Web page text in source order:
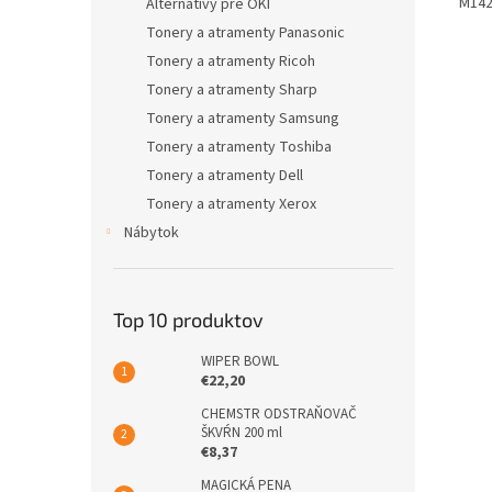
Alternatívy pre OKI
Tonery a atramenty Panasonic
Tonery a atramenty Ricoh
Tonery a atramenty Sharp
Tonery a atramenty Samsung
Tonery a atramenty Toshiba
Tonery a atramenty Dell
Tonery a atramenty Xerox
Nábytok
Top 10 produktov
WIPER BOWL
€22,20
CHEMSTR ODSTRAŇOVAČ
ŠKVŔN 200 ml
€8,37
MAGICKÁ PENA